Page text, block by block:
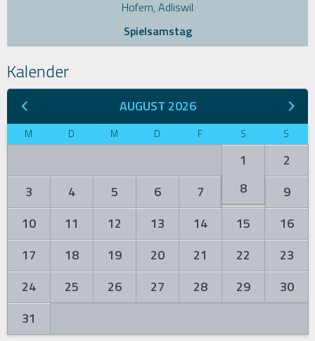
Hofern, Adliswil
Spielsamstag
Kalender
AUGUST 2026
M D M D F S S
1
2
3
4 5 6 7 8
9
10
11 12 13 14 15
16
17
18 19 20 21 22
23
24
25 26 27 28 29
30
31